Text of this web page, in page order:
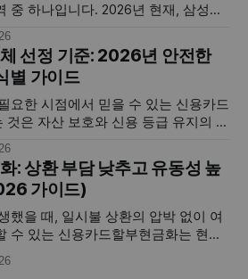
중 하나입니다. 2026년 현재, 삼성카
지시스템(FDS)과 빅데이터 분석을
을 실시간으로 보호하며, 동시에 긴급
게는 포인트 및 한도 기반의 다양한
있습니다. 하지만 삼성카드 현금화를
유의 서비스포인트
선정 기준: 2026년 안전한
별 가이드
요한 시점에서 믿을 수 있는 신용카드
것은 자산 보호와 신용 등급 유지의 성
한 첫 단추입니다. 이는 단순히 카드
서비스를 넘어, 개인의 소중한 금융
산의 안정성을 보장해야 하는 전문적
많은 이용자가 속도와 높은 매입율에
: 상환 부담 낮추고 유동성 높
가이드)
했을 때, 일시불 상환의 압박 없이 여
수 있는 신용카드할부현금화는 현대
효율적인 자산 유동화 전략으로 꼽힙
도를 활용하여 디지털 자산을 획득